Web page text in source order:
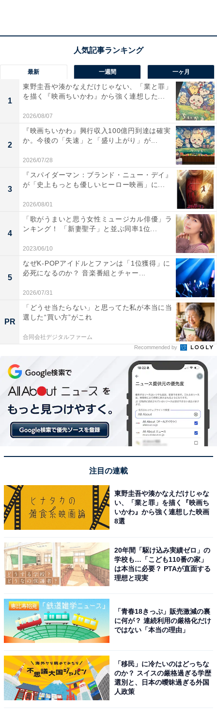
2位：Perfume／91票
View this post on Instagram
A post shared by Perfume (@prfm_official)
13回目の出演となった2020年の紅白歌合戦では、デビュ
ー15周年記念メドレーを披露した「Perfume」。テクノ
ポップ、ダンス、映像全てがPerfume独特の世界観を持
めています。
回答者からは、「Perfumeは毎年のように出演していま
すが、毎回見入ってしまうくらいダンスパフォーマンス
が素晴らしいので、ぜひ出演してもらいたいです（30代
女性）」「いつも映像技術などとのパフォーマンスがす
ばらしいから（30代女性）」「ダンスや歌が完璧で、日
本が世界に誇れるグループだと思うので（30代未回
最新 一週間 一ヶ月
1
東野圭吾や湊かなえだけじゃない、「業と罪」
を描く『映画ちいかわ』から強く連想した...
2026/08/07
2
『映画ちいかわ』興行収入100億円到達は確実
か。今後の「失速」と「盛り上がり」が...
2026/07/28
3
『スパイダーマン：ブランド・ニュー・デイ』
が「史上もっとも優しいヒーロー映画」に...
2026/08/01
4
「歌がうまいと思う女性ミュージカル俳優」ラ
ンキング！ 「新妻聖子」と並ぶ同率1位...
2023/06/10
5
なぜK-POPアイドルとファンは「1位獲得」に
必死になるのか？ 音楽番組とチャー...
2026/07/31
PR
「どうせ当たらない」と思ってた私が本当に当
選した“買い方”がこれ
合同会社デジタルファーム
Recommended by
注目の連載
東野圭吾や湊かなえだけじゃな
い、「業と罪」を描く『映画ち
いかわ』から強く連想した映画
8選
20年間「駆け込み実績ゼロ」の
学校も…「こども110番の家」
は本当に必要？ PTAが直面する
理想と現実
「青春18きっぷ」販売激減の裏
に何が？ 連続利用の厳格化だけ
ではない「本当の理由」
「移民」に冷たいのはどっちな
のか？ スイスの厳格過ぎる学歴
選別と、日本の曖昧過ぎる外国
人政策